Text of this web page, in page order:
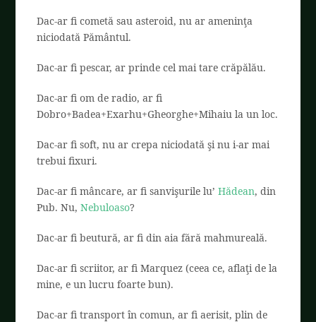
Dac-ar fi cometă sau asteroid, nu ar ameninţa
niciodată Pământul.
Dac-ar fi pescar, ar prinde cel mai tare crăpălău.
Dac-ar fi om de radio, ar fi
Dobro+Badea+Exarhu+Gheorghe+Mihaiu la un loc.
Dac-ar fi soft, nu ar crepa niciodată şi nu i-ar mai
trebui fixuri.
Dac-ar fi mâncare, ar fi sanvişurile lu’Hădean, din
Pub. Nu,Nebuloaso?
Dac-ar fi beutură, ar fi din aia fără mahmureală.
Dac-ar fi scriitor, ar fi Marquez (ceea ce, aflaţi de la
mine, e un lucru foarte bun).
Dac-ar fi transport în comun, ar fi aerisit, plin de